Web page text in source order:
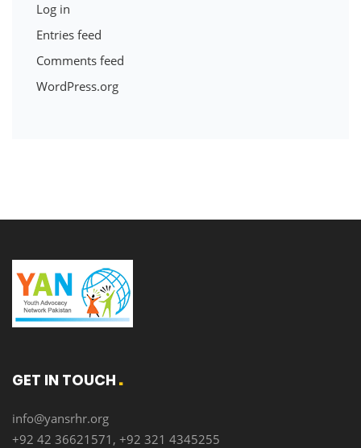
Log in
Entries feed
Comments feed
WordPress.org
GET IN TOUCH
info@yansrhr.org
+92 42 36621571, +92 321 4345255